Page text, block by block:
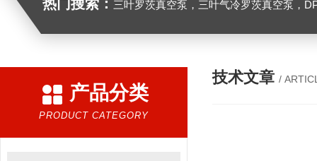
热门搜索： 三叶罗茨真空泵，三叶气冷罗茨真空泵，
产品分类
PRODUCT CATEGORY
技术文章 /